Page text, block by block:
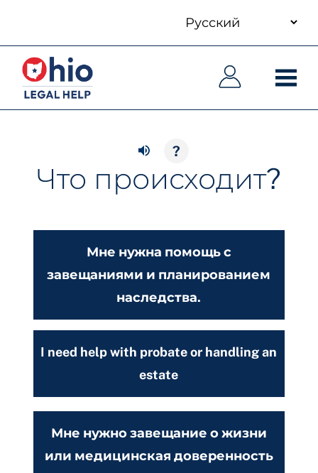
main
content
language
Основная
навигация
Основная
навигация
?
Что происходит?
Мне нужна помощь с
завещаниями и планированием
наследства.
I need help with probate or handling an
estate
Мне нужно завещание о жизни
или медицинская доверенность